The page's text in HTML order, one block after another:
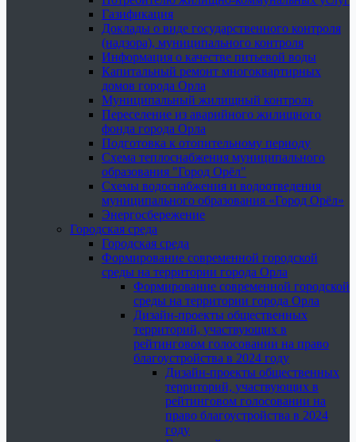
Газификация
Доклады о виде государственного контроля
(надзора), муниципального контроля
Информация о качестве питьевой воды
Капитальный ремонт многоквартирных
домов города Орла
Муниципальный жилищный контроль
Переселение из аварийного жилищного
фонда города Орла
Подготовка к отопительному периоду
Схема теплоснабжения муниципального
образования "Город Орёл"
Схемы водоснабжения и водоотведения
муниципального образования «Город Орёл»
Энергосбережение
Городская среда
Городская среда
Формирование современной городской
среды на территории города Орла
Формирование современной городской
среды на территории города Орла
Дизайн-проекты общественных
территорий, участвующих в
рейтинговом голосовании на право
благоустройства в 2024 году
Дизайн-проекты общественных
территорий, участвующих в
рейтинговом голосовании на
право благоустройства в 2024
году